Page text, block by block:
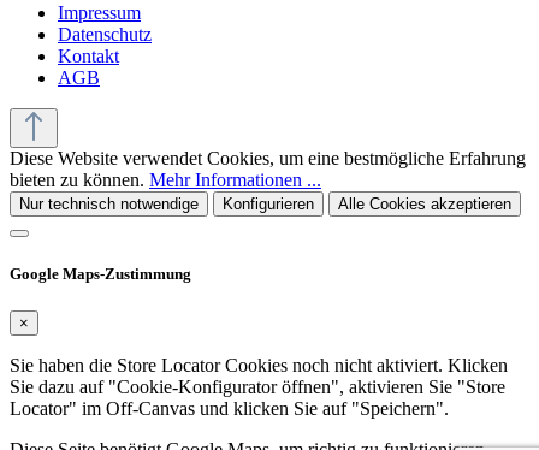
Impressum
Datenschutz
Kontakt
AGB
Diese Website verwendet Cookies, um eine bestmögliche Erfahrung
bieten zu können. Mehr Informationen ...
Nur technisch notwendige Konfigurieren Alle Cookies akzeptieren
Google Maps-Zustimmung
×
Sie haben die Store Locator Cookies noch nicht aktiviert. Klicken
Sie dazu auf "Cookie-Konfigurator öffnen", aktivieren Sie "Store
Locator" im Off-Canvas und klicken Sie auf "Speichern".